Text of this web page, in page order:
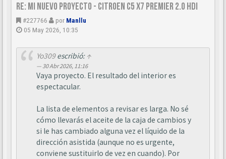
Re: Mi nuevo proyecto - Citroen C5 X7 Premier 2.0 HDi
#227766 por Manllu
05 May 2026, 10:35
Yo309escribió: ↑
30 Abr 2026, 11:16
Vaya proyecto. El resultado del interior es
espectacular.
La lista de elementos a revisar es larga. No sé
cómo llevarás el aceite de la caja de cambios y
si le has cambiado alguna vez el líquido de la
dirección asistida (aunque no es urgente,
conviene sustituirlo de vez en cuando). Por